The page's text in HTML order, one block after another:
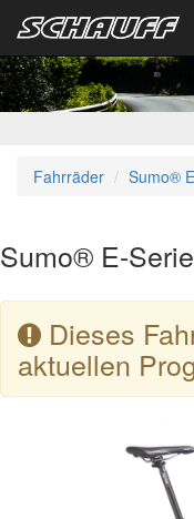
Fahrräder Sumo®
Sumo® E-
Dieses
aktuellen